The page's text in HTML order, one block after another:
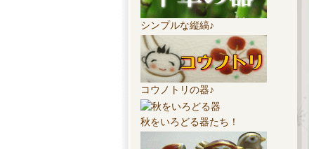
シンプルな縦縞♪
コウノトリの器♪
秋をいろどる器たち！